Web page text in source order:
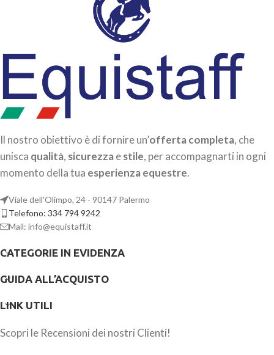
Il nostro obiettivo è di fornire un’offerta completa, che
unisca qualità, sicurezzaestile, per accompagnarti in ogni
momento della tua esperienza equestre.
Viale dell'Olimpo, 24 - 90147 Palermo
Telefono: 334 794 9242
Mail: info@equistaff.it
CATEGORIE IN EVIDENZA
GUIDA ALL’ACQUISTO
LINK UTILI
Scopri le Recensioni dei nostri Clienti!